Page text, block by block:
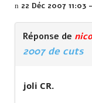
22 Déc 2007 11:03 -
Réponse de
2007 de cuts
joli CR.